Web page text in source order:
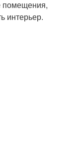
помещения,
интерьер.